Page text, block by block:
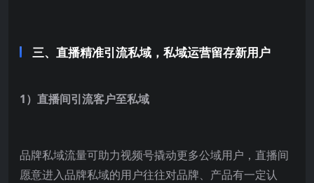
三、直播精准引流私域，私域运营留存新用户
1）直播间引流客户至私域
品牌私域流量可助力视频号撬动更多公域用户，直播间
愿意进入品牌私域的用户往往对品牌、产品有一定认